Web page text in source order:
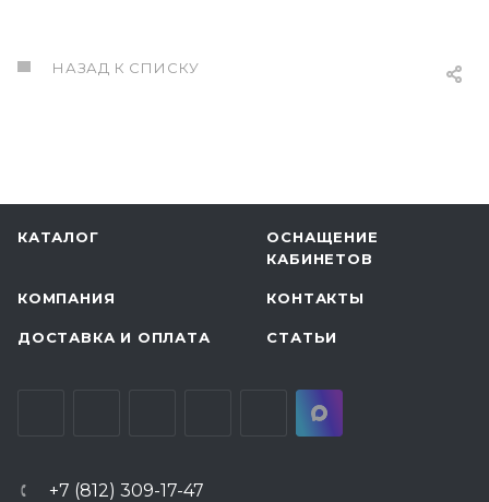
НАЗАД К СПИСКУ
КАТАЛОГ
ОСНАЩЕНИЕ
КАБИНЕТОВ
КОМПАНИЯ КОНТАКТЫ
ДОСТАВКА И ОПЛАТА СТАТЬИ
+7 (812) 309-17-47